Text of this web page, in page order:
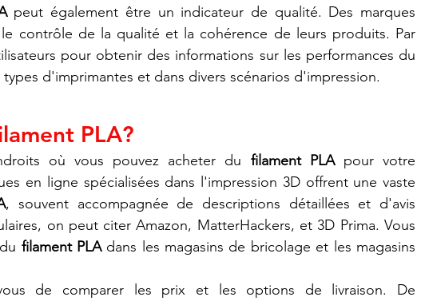
peut également être un indicateur de qualité. Des marques
contrôle de la qualité et la cohérence de leurs produits. Par
d'imprimantes et dans divers scénarios d'impression.
PLA?
où vous pouvez acheter du filament PLA pour votre
en ligne spécialisées dans l'impression 3D offrent une vaste
, souvent accompagnée de descriptions détaillées et d'avis
on peut citer Amazon, MatterHackers, et 3D Prima. Vous
filament PLA dans les magasins de bricolage et les magasins
de comparer les prix et les options de livraison. De